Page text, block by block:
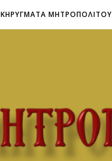
ΚΗΡΥΓΜΑΤΑ ΜΗΤΡΟΠΟΛΙΤΟΥ